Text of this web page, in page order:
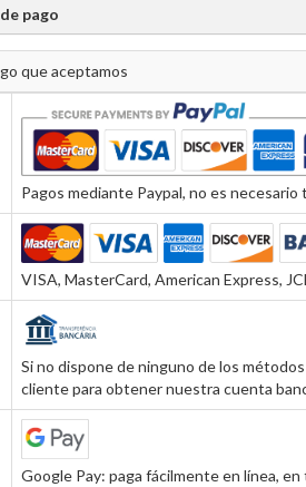
pago
que aceptamos
Pagos mediante Paypal, no es
VISA, MasterCard, American Express,
Si no dispone de ninguno de los
cliente para obtener nuestra cuenta
Google Pay: paga fácilmente en línea,